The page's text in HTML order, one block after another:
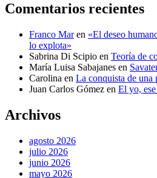
Comentarios recientes
Franco Maren «El deseo
lo explota»
Sabrina Di Scipio en Teoría de
María Luisa Sabajanes en
Carolina en La conquista de una
Juan Carlos Gómez en El yo,
Archivos
agosto 2026
julio 2026
junio 2026
mayo 2026